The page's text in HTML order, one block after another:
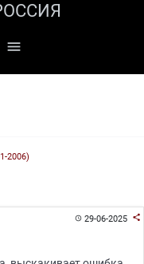

2006)
29-06-2025 